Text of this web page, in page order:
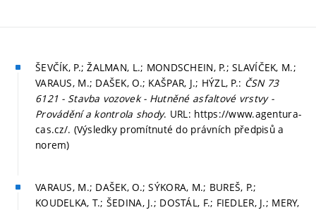
ŠEVČÍK, P.; ŽALMAN, L.; MONDSCHEIN, P.; SLAVÍČEK, M.;
VARAUS, M.; DAŠEK, O.; KAŠPAR, J.; HÝZL, P.: ČSN 73
6121 - Stavba vozovek - Hutněné asfaltové vrstvy -
Provádění a kontrola shody. URL: https://www.agentura-
cas.cz/. (Výsledky promítnuté do právních předpisů a
norem)
VARAUS, M.; DAŠEK, O.; SÝKORA, M.; BUREŠ, P.;
KOUDELKA, T.; ŠEDINA, J.; DOSTÁL, F.; FIEDLER, J.; MERY,